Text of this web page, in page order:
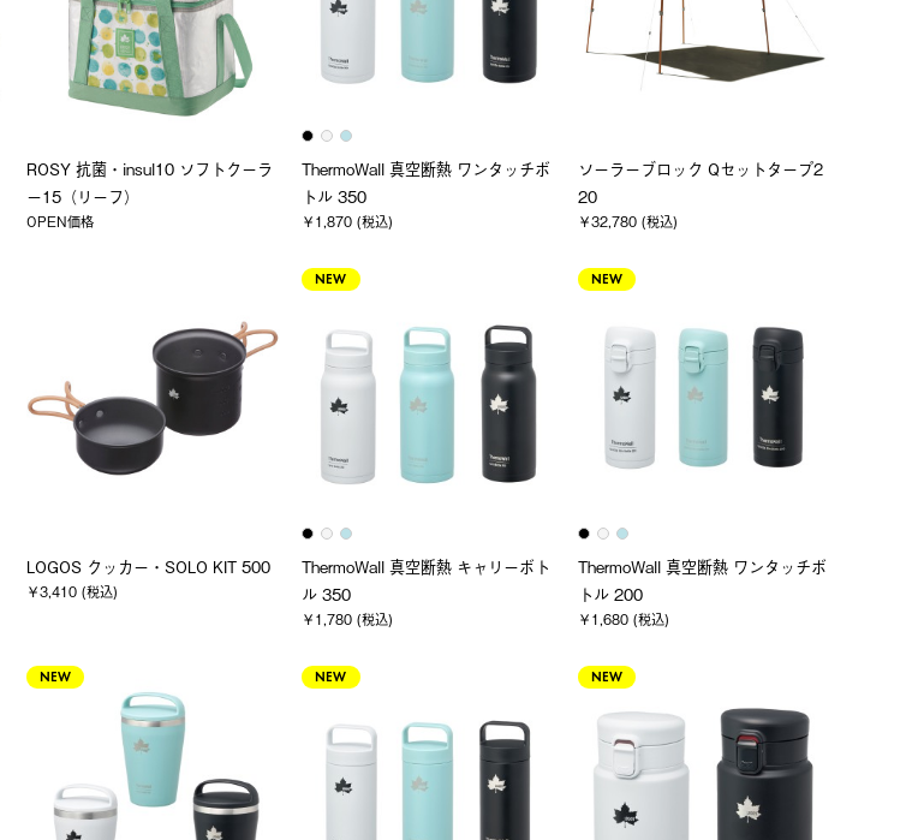
ROSY 抗菌・insul10 ソフトクーラ
ー15（リーフ）
OPEN価格
ThermoWall 真空断熱 ワンタッチボ
トル 350
￥1,870 (税込)
ソーラーブロック Qセットタープ2
20
￥32,780 (税込)
LOGOS クッカー・SOLO KIT 500
￥3,410 (税込)
NEW
ThermoWall 真空断熱 キャリーボト
ル 350
￥1,780 (税込)
NEW
ThermoWall 真空断熱 ワンタッチボ
トル 200
￥1,680 (税込)
NEW NEW NEW